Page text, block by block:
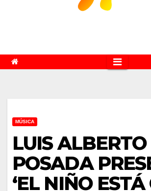
MÚSICA
LUIS ALBERTO
POSADA
‘EL NIÑO ESTÁ